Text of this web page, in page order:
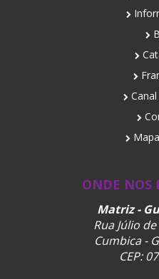
ONDE NOS
Matriz -
Rua Júlio
Cumbica -
CEP: